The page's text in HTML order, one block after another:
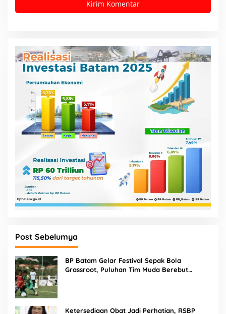
Post Sebelumya
BP Batam Gelar Festival Sepak Bola
Grassroot, Puluhan Tim Muda Berebut
Ketersediaan Obat Jadi Perhatian, RSBP